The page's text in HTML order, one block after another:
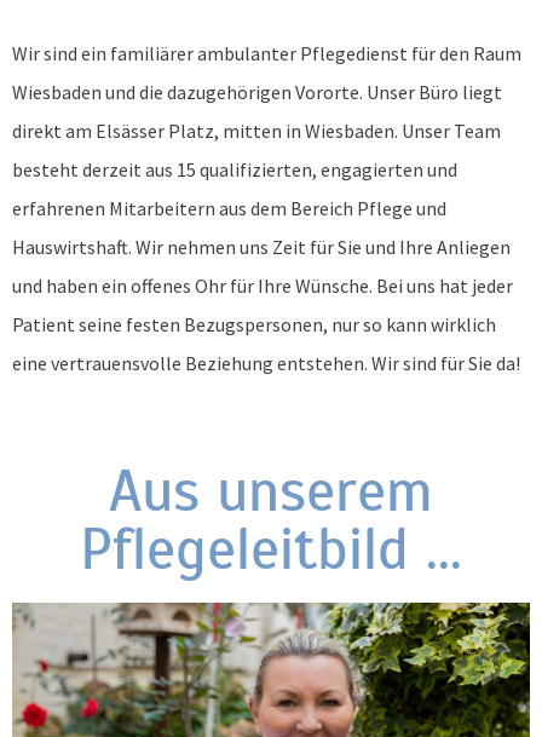
Wir sind ein familiärer ambulanter Pflegedienst für den Raum
Wiesbaden und die dazugehörigen Vororte. Unser Büro liegt
direkt am Elsässer Platz, mitten in Wiesbaden. Unser Team
besteht derzeit aus 15 qualifizierten, engagierten und
erfahrenen Mitarbeitern aus dem Bereich Pflege und
Hauswirtshaft. Wir nehmen uns Zeit für Sie und Ihre Anliegen
und haben ein offenes Ohr für Ihre Wünsche. Bei uns hat jeder
Patient seine festen Bezugspersonen, nur so kann wirklich
eine vertrauensvolle Beziehung entstehen. Wir sind für Sie da!
Aus unserem
Pflegeleitbild ...